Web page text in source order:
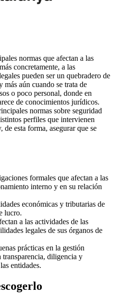
normas que afectan a las
concretamente, a las
pueden ser un quebradero de
más aún cuando se trata de
o poco personal, donde en
de conocimientos jurídicos.
normas sobre seguridad
perfiles que intervienen
esta forma, asegurar que se
formales que afectan a las
interno y en su relación
económicas y tributarias de
lucro.
a las actividades de las
legales de sus órganos de
prácticas en la gestión
transparencia, diligencia y
entidades.